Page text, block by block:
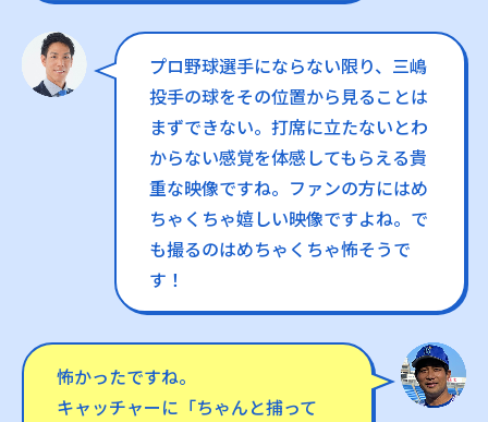
プロ野球選手にならない限り、三嶋
投手の球をその位置から見ることは
まずできない。打席に立たないとわ
からない感覚を体感してもらえる貴
重な映像ですね。ファンの方にはめ
ちゃくちゃ嬉しい映像ですよね。で
も撮るのはめちゃくちゃ怖そうで
す！
怖かったですね。
キャッチャーに「ちゃんと捕って